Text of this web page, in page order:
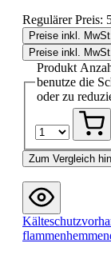
Regulärer Preis:
Preise inkl.
Preise inkl.
Produkt
benutze die
oder zu
Zum Vergleich